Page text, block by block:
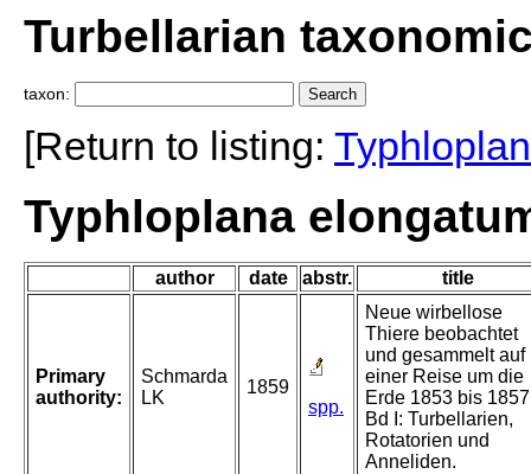
Turbellarian
taxon:
[Return to listing:
Typhloplana
author date abstr. title
Primary
authority:
Schmarda
LK
1859
spp.
Neue wirbellose
Thiere beobachtet
und gesammelt auf
einer Reise um die
Erde 1853 bis
Bd I: Turbellarien,
Rotatorien und
Anneliden.